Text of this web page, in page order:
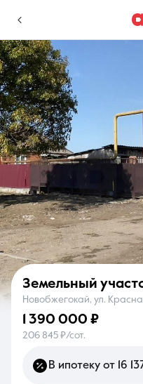
г. Краснодар
Избранное
0 объявлений
Недвижимость
О компании
Земельный
Новобжегокай, ул.
1 390 000 ₽
206 845 ₽/сот.
В ипотеку от 16